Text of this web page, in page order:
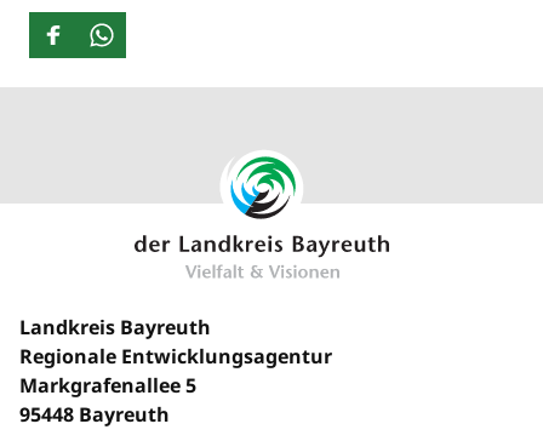
Landkreis Bayreuth
Regionale Entwicklungsagentur
Markgrafenallee 5
95448 Bayreuth